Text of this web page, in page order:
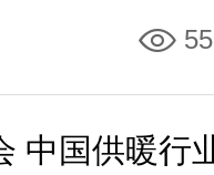
中国供暖行